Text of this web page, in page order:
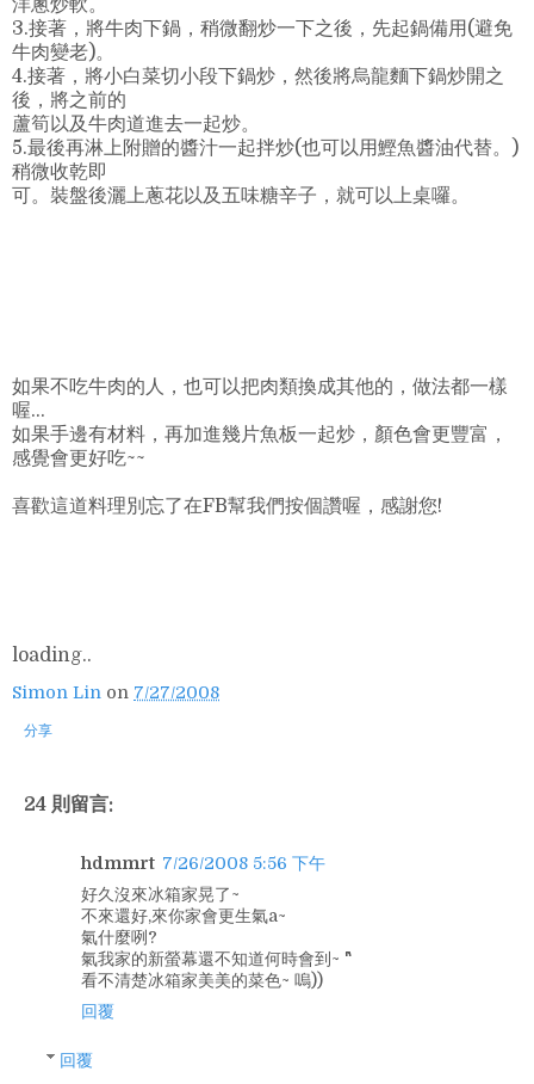
洋蔥炒軟。
3.接著，將牛肉下鍋，稍微翻炒一下之後，先起鍋備用(避免
牛肉變老)。
4.接著，將小白菜切小段下鍋炒，然後將烏龍麵下鍋炒開之
後，將之前的
蘆筍以及牛肉道進去一起炒。
5.最後再淋上附贈的醬汁一起拌炒(也可以用鰹魚醬油代替。)
稍微收乾即
可。裝盤後灑上蔥花以及五味糖辛子，就可以上桌囉。
如果不吃牛肉的人，也可以把肉類換成其他的，做法都一樣
喔...
如果手邊有材料，再加進幾片魚板一起炒，顏色會更豐富，
感覺會更好吃~~
喜歡這道料理別忘了在FB幫我們按個讚喔，感謝您!
loading..
Simon Lin on 7/27/2008
分享
24 則留言:
hdmmrt 7/26/2008 5:56 下午
好久沒來冰箱家晃了~
不來還好,來你家會更生氣a~
氣什麼咧?
氣我家的新螢幕還不知道何時會到~ ^^"
看不清楚冰箱家美美的菜色~ 嗚))
回覆
回覆